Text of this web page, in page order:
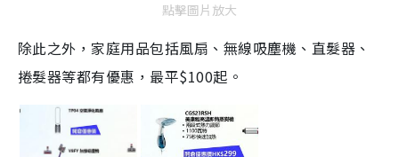
點擊圖片放大
除此之外，家庭用品包括風扇、無線吸塵機、直髮器、
捲髮器等都有優惠，最平$100起。